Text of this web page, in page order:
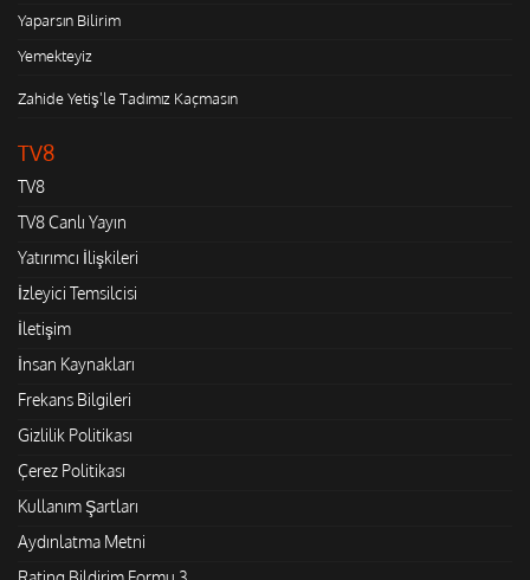
Yaparsın Bilirim
Yemekteyiz
Zahide Yetiş'le Tadımız Kaçmasın
TV8
TV8
TV8 Canlı Yayın
Yatırımcı İlişkileri
İzleyici Temsilcisi
İletişim
İnsan Kaynakları
Frekans Bilgileri
Gizlilik Politikası
Çerez Politikası
Kullanım Şartları
Aydınlatma Metni